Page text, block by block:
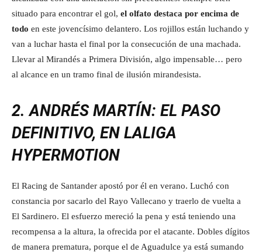
situado para encontrar el gol, el olfato destaca por encima de
todo en este jovencísimo delantero. Los rojillos están luchando y
van a luchar hasta el final por la consecución de una machada.
Llevar al Mirandés a Primera División, algo impensable… pero
al alcance en un tramo final de ilusión mirandesista.
2. ANDRÉS MARTÍN: EL PASO
DEFINITIVO, EN LALIGA
HYPERMOTION
El Racing de Santander apostó por él en verano. Luchó con
constancia por sacarlo del Rayo Vallecano y traerlo de vuelta a
El Sardinero. El esfuerzo mereció la pena y está teniendo una
recompensa a la altura, la ofrecida por el atacante. Dobles dígitos
de manera prematura, porque el de Aguadulce ya está sumando